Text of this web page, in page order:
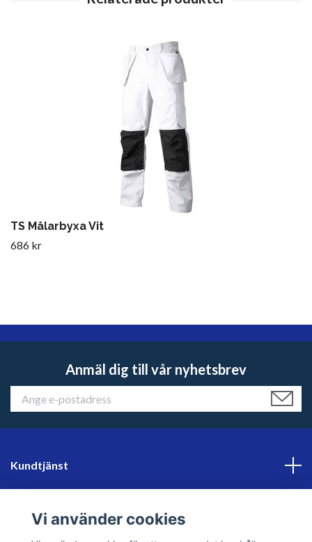
TS Målarbyxa Vit
686 kr
Anmäl dig till vår nyhetsbrev
Kundtjänst
Vi använder cookies